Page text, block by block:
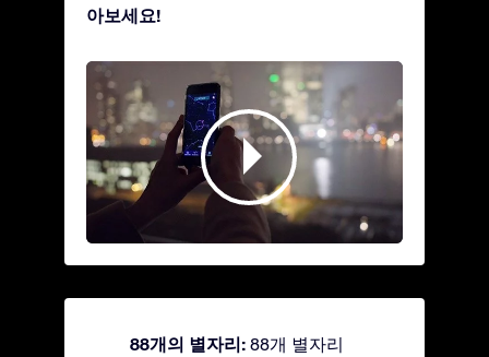
아보세요!
88개의 별자리: 88개 별자리